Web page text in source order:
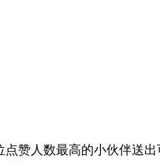
赞人数最高的小伙伴送出